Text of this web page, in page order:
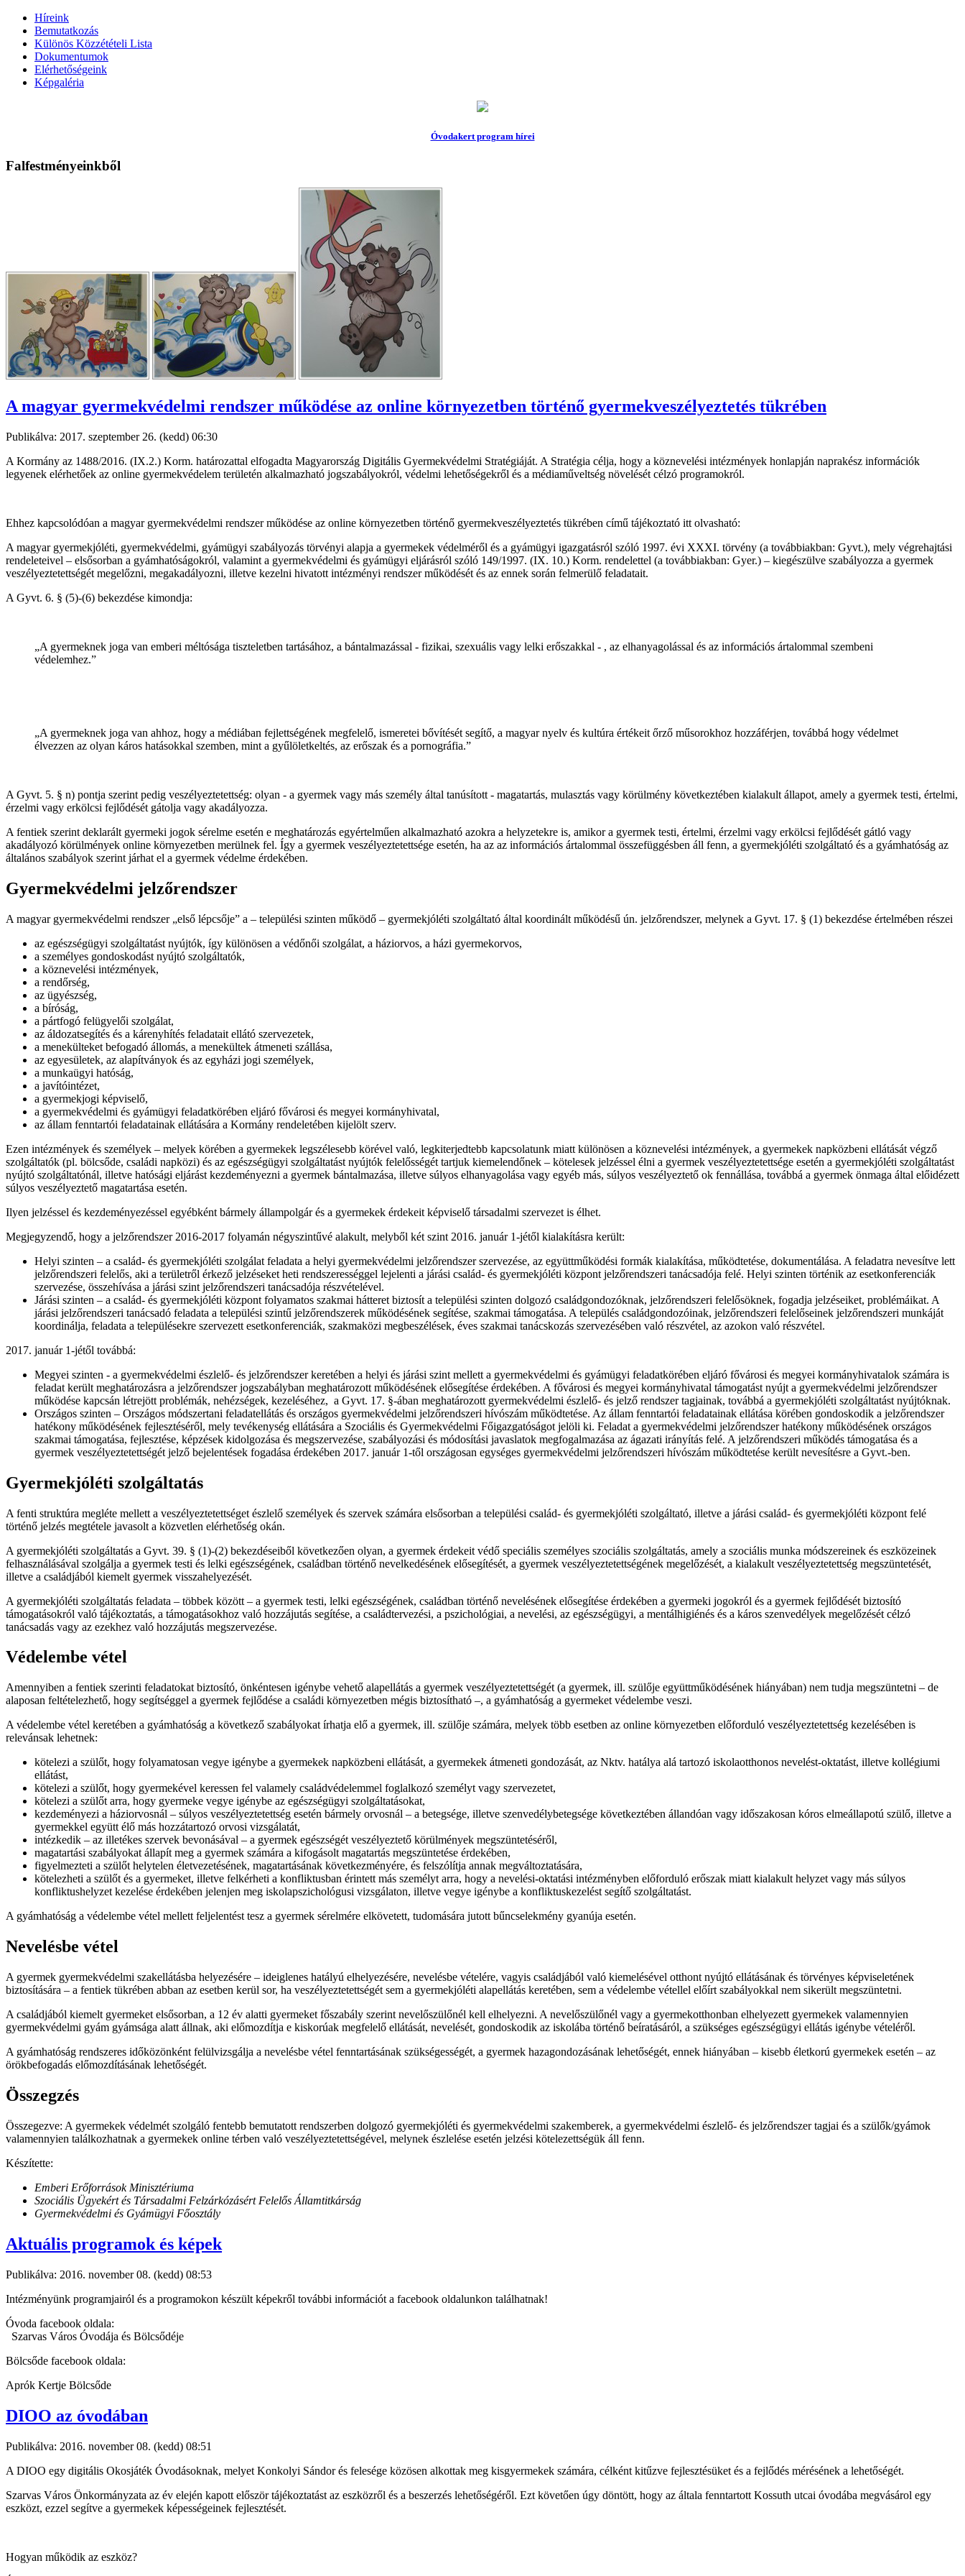
Híreink
Bemutatkozás
Különös Közzétételi Lista
Dokumentumok
Elérhetőségeink
Képgaléria
Óvodakert program hírei
Falfestményeinkből
A magyar gyermekvédelmi rendszer működése az online környezetben történő gyermekveszélyeztetés tükrében
Publikálva: 2017. szeptember 26. (kedd) 06:30
A Kormány az 1488/2016. (IX.2.) Korm. határozattal elfogadta Magyarország Digitális Gyermekvédelmi Stratégiáját. A Stratégia célja, hogy a köznevelési intézmények honlapján naprakész információk
legyenek elérhetőek az online gyermekvédelem területén alkalmazható jogszabályokról, védelmi lehetőségekről és a médiaműveltség növelését célzó programokról.
Ehhez kapcsolódóan a magyar gyermekvédelmi rendszer működése az online környezetben történő gyermekveszélyeztetés tükrében című tájékoztató itt olvasható:
A magyar gyermekjóléti, gyermekvédelmi, gyámügyi szabályozás törvényi alapja a gyermekek védelméről és a gyámügyi igazgatásról szóló 1997. évi XXXI. törvény (a továbbiakban: Gyvt.), mely végrehajtási
rendeleteivel – elsősorban a gyámhatóságokról, valamint a gyermekvédelmi és gyámügyi eljárásról szóló 149/1997. (IX. 10.) Korm. rendelettel (a továbbiakban: Gyer.) – kiegészülve szabályozza a gyermek
veszélyeztetettségét megelőzni, megakadályozni, illetve kezelni hivatott intézményi rendszer működését és az ennek során felmerülő feladatait.
A Gyvt. 6. § (5)-(6) bekezdése kimondja:
„A gyermeknek joga van emberi méltósága tiszteletben tartásához, a bántalmazással - fizikai, szexuális vagy lelki erőszakkal - , az elhanyagolással és az információs ártalommal szembeni
védelemhez.”
„A gyermeknek joga van ahhoz, hogy a médiában fejlettségének megfelelő, ismeretei bővítését segítő, a magyar nyelv és kultúra értékeit őrző műsorokhoz hozzáférjen, továbbá hogy védelmet
élvezzen az olyan káros hatásokkal szemben, mint a gyűlöletkeltés, az erőszak és a pornográfia.”
A Gyvt. 5. § n) pontja szerint pedig veszélyeztetettség: olyan - a gyermek vagy más személy által tanúsított - magatartás, mulasztás vagy körülmény következtében kialakult állapot, amely a gyermek testi, értelmi,
érzelmi vagy erkölcsi fejlődését gátolja vagy akadályozza.
A fentiek szerint deklarált gyermeki jogok sérelme esetén e meghatározás egyértelműen alkalmazható azokra a helyzetekre is, amikor a gyermek testi, értelmi, érzelmi vagy erkölcsi fejlődését gátló vagy
akadályozó körülmények online környezetben merülnek fel. Így a gyermek veszélyeztetettsége esetén, ha az az információs ártalommal összefüggésben áll fenn, a gyermekjóléti szolgáltató és a gyámhatóság az
általános szabályok szerint járhat el a gyermek védelme érdekében.
Gyermekvédelmi jelzőrendszer
A magyar gyermekvédelmi rendszer „első lépcsője” a – települési szinten működő – gyermekjóléti szolgáltató által koordinált működésű ún. jelzőrendszer, melynek a Gyvt. 17. § (1) bekezdése értelmében részei
az egészségügyi szolgáltatást nyújtók, így különösen a védőnői szolgálat, a háziorvos, a házi gyermekorvos,
a személyes gondoskodást nyújtó szolgáltatók,
a köznevelési intézmények,
a rendőrség,
az ügyészség,
a bíróság,
a pártfogó felügyelői szolgálat,
az áldozatsegítés és a kárenyhítés feladatait ellátó szervezetek,
a menekülteket befogadó állomás, a menekültek átmeneti szállása,
az egyesületek, az alapítványok és az egyházi jogi személyek,
a munkaügyi hatóság,
a javítóintézet,
a gyermekjogi képviselő,
a gyermekvédelmi és gyámügyi feladatkörében eljáró fővárosi és megyei kormányhivatal,
az állam fenntartói feladatainak ellátására a Kormány rendeletében kijelölt szerv.
Ezen intézmények és személyek – melyek körében a gyermekek legszélesebb körével való, legkiterjedtebb kapcsolatunk miatt különösen a köznevelési intézmények, a gyermekek napközbeni ellátását végző
szolgáltatók (pl. bölcsőde, családi napközi) és az egészségügyi szolgáltatást nyújtók felelősségét tartjuk kiemelendőnek – kötelesek jelzéssel élni a gyermek veszélyeztetettsége esetén a gyermekjóléti szolgáltatást
nyújtó szolgáltatónál, illetve hatósági eljárást kezdeményezni a gyermek bántalmazása, illetve súlyos elhanyagolása vagy egyéb más, súlyos veszélyeztető ok fennállása, továbbá a gyermek önmaga által előidézett
súlyos veszélyeztető magatartása esetén.
Ilyen jelzéssel és kezdeményezéssel egyébként bármely állampolgár és a gyermekek érdekeit képviselő társadalmi szervezet is élhet.
Megjegyzendő, hogy a jelzőrendszer 2016-2017 folyamán négyszintűvé alakult, melyből két szint 2016. január 1-jétől kialakításra került:
Helyi szinten – a család- és gyermekjóléti szolgálat feladata a helyi gyermekvédelmi jelzőrendszer szervezése, az együttműködési formák kialakítása, működtetése, dokumentálása. A feladatra nevesítve lett
jelzőrendszeri felelős, aki a területről érkező jelzéseket heti rendszerességgel lejelenti a járási család- és gyermekjóléti központ jelzőrendszeri tanácsadója felé. Helyi szinten történik az esetkonferenciák
szervezése, összehívása a járási szint jelzőrendszeri tanácsadója részvételével.
Járási szinten – a család- és gyermekjóléti központ folyamatos szakmai hátteret biztosít a települési szinten dolgozó családgondozóknak, jelzőrendszeri felelősöknek, fogadja jelzéseiket, problémáikat. A
járási jelzőrendszeri tanácsadó feladata a települési szintű jelzőrendszerek működésének segítése, szakmai támogatása. A település családgondozóinak, jelzőrendszeri felelőseinek jelzőrendszeri munkáját
koordinálja, feladata a településekre szervezett esetkonferenciák, szakmaközi megbeszélések, éves szakmai tanácskozás szervezésében való részvétel, az azokon való részvétel.
2017. január 1-jétől továbbá:
Megyei szinten - a gyermekvédelmi észlelő- és jelzőrendszer keretében a helyi és járási szint mellett a gyermekvédelmi és gyámügyi feladatkörében eljáró fővárosi és megyei kormányhivatalok számára is
feladat került meghatározásra a jelzőrendszer jogszabályban meghatározott működésének elősegítése érdekében. A fővárosi és megyei kormányhivatal támogatást nyújt a gyermekvédelmi jelzőrendszer
működése kapcsán létrejött problémák, nehézségek, kezeléséhez, a Gyvt. 17. §-ában meghatározott gyermekvédelmi észlelő- és jelző rendszer tagjainak, továbbá a gyermekjóléti szolgáltatást nyújtóknak.
Országos szinten – Országos módszertani feladatellátás és országos gyermekvédelmi jelzőrendszeri hívószám működtetése. Az állam fenntartói feladatainak ellátása körében gondoskodik a jelzőrendszer
hatékony működésének fejlesztéséről, mely tevékenység ellátására a Szociális és Gyermekvédelmi Főigazgatóságot jelöli ki. Feladat a gyermekvédelmi jelzőrendszer hatékony működésének országos
szakmai támogatása, fejlesztése, képzések kidolgozása és megszervezése, szabályozási és módosítási javaslatok megfogalmazása az ágazati irányítás felé. A jelzőrendszeri működés támogatása és a
gyermek veszélyeztetettségét jelző bejelentések fogadása érdekében 2017. január 1-től országosan egységes gyermekvédelmi jelzőrendszeri hívószám működtetése került nevesítésre a Gyvt.-ben.
Gyermekjóléti szolgáltatás
A fenti struktúra megléte mellett a veszélyeztetettséget észlelő személyek és szervek számára elsősorban a települési család- és gyermekjóléti szolgáltató, illetve a járási család- és gyermekjóléti központ felé
történő jelzés megtétele javasolt a közvetlen elérhetőség okán.
A gyermekjóléti szolgáltatás a Gyvt. 39. § (1)-(2) bekezdéseiből következően olyan, a gyermek érdekeit védő speciális személyes szociális szolgáltatás, amely a szociális munka módszereinek és eszközeinek
felhasználásával szolgálja a gyermek testi és lelki egészségének, családban történő nevelkedésének elősegítését, a gyermek veszélyeztetettségének megelőzését, a kialakult veszélyeztetettség megszüntetését,
illetve a családjából kiemelt gyermek visszahelyezését.
A gyermekjóléti szolgáltatás feladata – többek között – a gyermek testi, lelki egészségének, családban történő nevelésének elősegítése érdekében a gyermeki jogokról és a gyermek fejlődését biztosító
támogatásokról való tájékoztatás, a támogatásokhoz való hozzájutás segítése, a családtervezési, a pszichológiai, a nevelési, az egészségügyi, a mentálhigiénés és a káros szenvedélyek megelőzését célzó
tanácsadás vagy az ezekhez való hozzájutás megszervezése.
Védelembe vétel
Amennyiben a fentiek szerinti feladatokat biztosító, önkéntesen igénybe vehető alapellátás a gyermek veszélyeztetettségét (a gyermek, ill. szülője együttműködésének hiányában) nem tudja megszüntetni – de
alaposan feltételezhető, hogy segítséggel a gyermek fejlődése a családi környezetben mégis biztosítható –, a gyámhatóság a gyermeket védelembe veszi.
A védelembe vétel keretében a gyámhatóság a következő szabályokat írhatja elő a gyermek, ill. szülője számára, melyek több esetben az online környezetben előforduló veszélyeztetettség kezelésében is
relevánsak lehetnek:
kötelezi a szülőt, hogy folyamatosan vegye igénybe a gyermekek napközbeni ellátását, a gyermekek átmeneti gondozását, az Nktv. hatálya alá tartozó iskolaotthonos nevelést-oktatást, illetve kollégiumi
ellátást,
kötelezi a szülőt, hogy gyermekével keressen fel valamely családvédelemmel foglalkozó személyt vagy szervezetet,
kötelezi a szülőt arra, hogy gyermeke vegye igénybe az egészségügyi szolgáltatásokat,
kezdeményezi a háziorvosnál – súlyos veszélyeztetettség esetén bármely orvosnál – a betegsége, illetve szenvedélybetegsége következtében állandóan vagy időszakosan kóros elmeállapotú szülő, illetve a
gyermekkel együtt élő más hozzátartozó orvosi vizsgálatát,
intézkedik – az illetékes szervek bevonásával – a gyermek egészségét veszélyeztető körülmények megszüntetéséről,
magatartási szabályokat állapít meg a gyermek számára a kifogásolt magatartás megszüntetése érdekében,
figyelmezteti a szülőt helytelen életvezetésének, magatartásának következményére, és felszólítja annak megváltoztatására,
kötelezheti a szülőt és a gyermeket, illetve felkérheti a konfliktusban érintett más személyt arra, hogy a nevelési-oktatási intézményben előforduló erőszak miatt kialakult helyzet vagy más súlyos
konfliktushelyzet kezelése érdekében jelenjen meg iskolapszichológusi vizsgálaton, illetve vegye igénybe a konfliktuskezelést segítő szolgáltatást.
A gyámhatóság a védelembe vétel mellett feljelentést tesz a gyermek sérelmére elkövetett, tudomására jutott bűncselekmény gyanúja esetén.
Nevelésbe vétel
A gyermek gyermekvédelmi szakellátásba helyezésére – ideiglenes hatályú elhelyezésére, nevelésbe vételére, vagyis családjából való kiemelésével otthont nyújtó ellátásának és törvényes képviseletének
biztosítására – a fentiek tükrében abban az esetben kerül sor, ha veszélyeztetettségét sem a gyermekjóléti alapellátás keretében, sem a védelembe vétellel előírt szabályokkal nem sikerült megszüntetni.
A családjából kiemelt gyermeket elsősorban, a 12 év alatti gyermeket főszabály szerint nevelőszülőnél kell elhelyezni. A nevelőszülőnél vagy a gyermekotthonban elhelyezett gyermekek valamennyien
gyermekvédelmi gyám gyámsága alatt állnak, aki előmozdítja e kiskorúak megfelelő ellátását, nevelését, gondoskodik az iskolába történő beíratásáról, a szükséges egészségügyi ellátás igénybe vételéről.
A gyámhatóság rendszeres időközönként felülvizsgálja a nevelésbe vétel fenntartásának szükségességét, a gyermek hazagondozásának lehetőségét, ennek hiányában – kisebb életkorú gyermekek esetén – az
örökbefogadás előmozdításának lehetőségét.
Összegzés
Összegezve: A gyermekek védelmét szolgáló fentebb bemutatott rendszerben dolgozó gyermekjóléti és gyermekvédelmi szakemberek, a gyermekvédelmi észlelő- és jelzőrendszer tagjai és a szülők/gyámok
valamennyien találkozhatnak a gyermekek online térben való veszélyeztetettségével, melynek észlelése esetén jelzési kötelezettségük áll fenn.
Készítette:
Emberi Erőforrások Minisztériuma
Szociális Ügyekért és Társadalmi Felzárkózásért Felelős Államtitkárság
Gyermekvédelmi és Gyámügyi Főosztály
Aktuális programok és képek
Publikálva: 2016. november 08. (kedd) 08:53
Intézményünk programjairól és a programokon készült képekről további információt a facebook oldalunkon találhatnak!
Óvoda facebook oldala:
Szarvas Város Óvodája és Bölcsődéje
Bölcsőde facebook oldala:
Aprók Kertje Bölcsőde
DIOO az óvodában
Publikálva: 2016. november 08. (kedd) 08:51
A DIOO egy digitális Okosjáték Óvodásoknak, melyet Konkolyi Sándor és felesége közösen alkottak meg kisgyermekek számára, célként kitűzve fejlesztésüket és a fejlődés mérésének a lehetőségét.
Szarvas Város Önkormányzata az év elején kapott először tájékoztatást az eszközről és a beszerzés lehetőségéről. Ezt követően úgy döntött, hogy az általa fenntartott Kossuth utcai óvodába megvásárol egy
eszközt, ezzel segítve a gyermekek képességeinek fejlesztését.
Hogyan működik az eszköz?